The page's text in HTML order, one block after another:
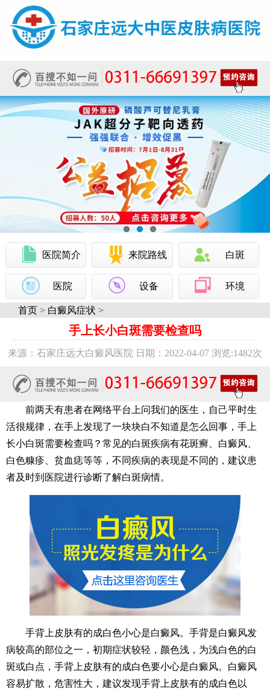
医院简介 来院路线 白斑
医院 设备 环境
首页 > 白癜风症状 >
手上长小白斑需要检查吗
来源：石家庄远大白癜风医院 日期：2022-04-07 浏览:1482次
前两天有患者在网络平台上问我们的医生，自己平时生
活很规律，在手上发现了一块块白不知道是怎么回事，手上
长小白斑需要检查吗？常见的白斑疾病有花斑癣、白癜风、
白色糠疹、贫血痣等等，不同疾病的表现是不同的，建议患
者及时到医院进行诊断了解白斑病情。
手背上皮肤有的成白色小心是白癜风。手背是白癜风发
病较高的部位之一，初期症状较轻，颜色浅，为浅白色的白
斑或白点，手背上皮肤有的成白色要小心是白癜风。白癜风
容易扩散，危害性大，建议发现手背上皮肤有的成白色以